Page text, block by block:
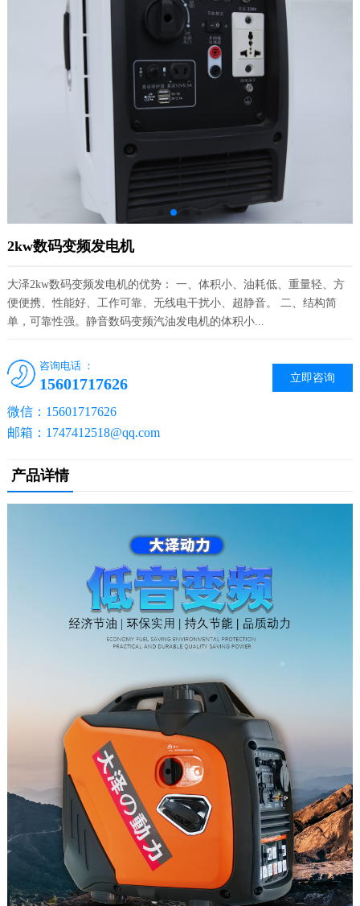
2kw数码变频发电机
大泽2kw数码变频发电机的优势： 一、体积小、油耗低、重量轻、方
便便携、性能好、工作可靠、无线电干扰小、超静音。 二、结构简
单，可靠性强。静音数码变频汽油发电机的体积小...
立即咨询
咨询电话 ：
15601717626
微信：15601717626
邮箱：1747412518@qq.com
产品详情